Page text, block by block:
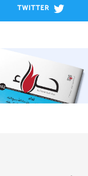
TWITTER